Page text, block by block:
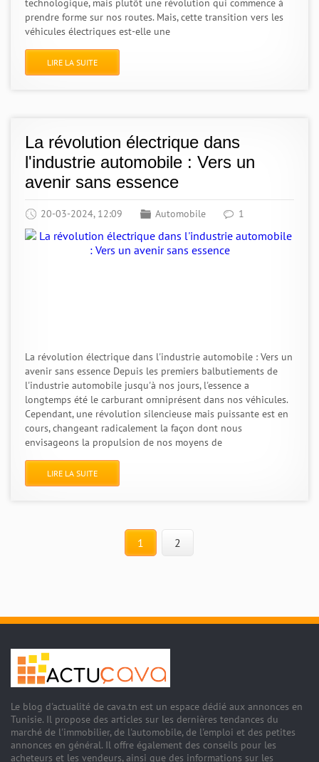
technologique, mais plutôt une révolution qui commence à
prendre forme sur nos routes. Mais, cette transition vers les
véhicules électriques est-elle une
LIRE LA SUITE
La révolution électrique dans
l'industrie automobile : Vers un
avenir sans essence
20-03-2024, 12:09 Automobile 1
La révolution électrique dans l'industrie automobile : Vers un
avenir sans essence Depuis les premiers balbutiements de
l'industrie automobile jusqu'à nos jours, l'essence a
longtemps été le carburant omniprésent dans nos véhicules.
Cependant, une révolution silencieuse mais puissante est en
cours, changeant radicalement la façon dont nous
envisageons la propulsion de nos moyens de
LIRE LA SUITE
1 2
Le blog d'actualité de cava.tn est un espace dédié aux annonces en
Tunisie. Il propose des articles sur les dernières tendances du
marché de l'immobilier, de l'automobile, de l'emploi et des petites
annonces en général. Il offre également des conseils pour les
acheteurs et les vendeurs, ainsi que des informations sur les